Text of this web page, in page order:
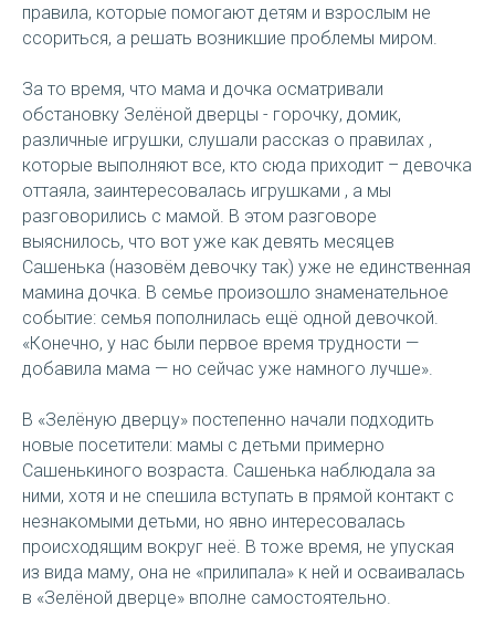
правила, которые помогают детям и взрослым не
ссориться, а решать возникшие проблемы миром.
За то время, что мама и дочка осматривали
обстановку Зелёной дверцы - горочку, домик,
различные игрушки, слушали рассказ о правилах ,
которые выполняют все, кто сюда приходит – девочка
оттаяла, заинтересовалась игрушками , а мы
разговорились с мамой. В этом разговоре
выяснилось, что вот уже как девять месяцев
Сашенька (назовём девочку так) уже не единственная
мамина дочка. В семье произошло знаменательное
событие: семья пополнилась ещё одной девочкой.
«Конечно, у нас были первое время трудности —
добавила мама — но сейчас уже намного лучше».
В «Зелёную дверцу» постепенно начали подходить
новые посетители: мамы с детьми примерно
Сашенькиного возраста. Сашенька наблюдала за
ними, хотя и не спешила вступать в прямой контакт с
незнакомыми детьми, но явно интересовалась
происходящим вокруг неё. В тоже время, не упуская
из вида маму, она не «прилипала» к ней и осваивалась
в «Зелёной дверце» вполне самостоятельно.